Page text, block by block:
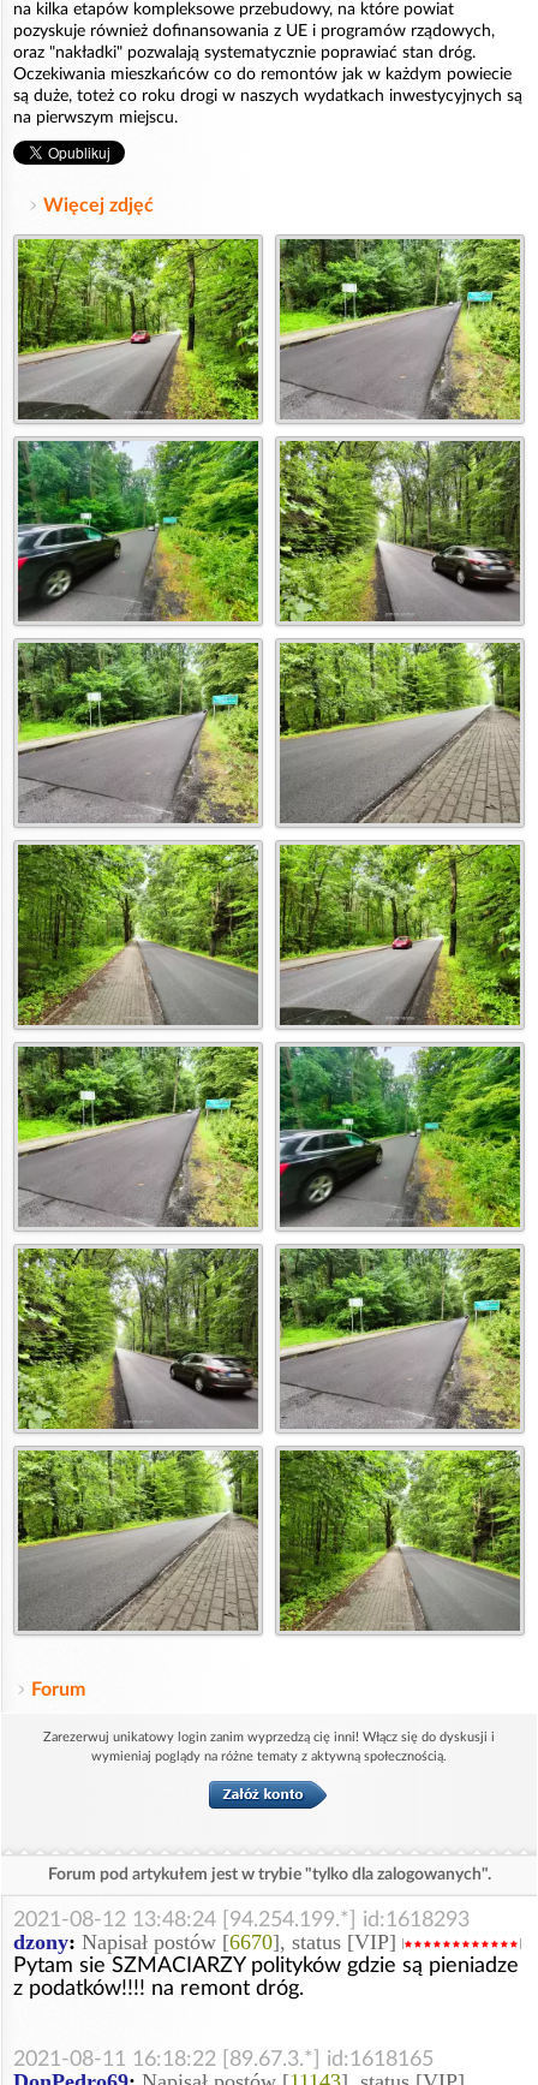
na kilka etapów kompleksowe przebudowy, na które powiat
pozyskuje również dofinansowania z UE i programów rządowych,
oraz "nakładki" pozwalają systematycznie poprawiać stan dróg.
Oczekiwania mieszkańców co do remontów jak w każdym powiecie
są duże, toteż co roku drogi w naszych wydatkach inwestycyjnych są
na pierwszym miejscu.
Więcej zdjęć
Forum
Zarezerwuj unikatowy login zanim wyprzedzą cię inni! Włącz się do dyskusji i
wymieniaj poglądy na różne tematy z aktywną społecznością.
Forum pod artykułem jest w trybie "tylko dla zalogowanych".
2021-08-12 13:48:24 [94.254.199.*] id:1618293
dzony: Napisał postów [6670], status [VIP]
Pytam sie SZMACIARZY polityków gdzie są pieniadze
z podatków!!!! na remont dróg.
2021-08-11 16:18:22 [89.67.3.*] id:1618165